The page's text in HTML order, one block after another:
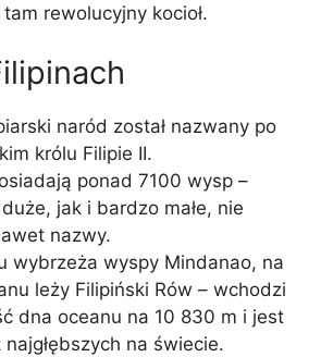
rewolucyjny kocioł.
naród został nazwany po
królu Filipie II.
ponad 7100 wysp –
jak i bardzo małe, nie
nazwy.
wybrzeża wyspy Mindanao, na
leży Filipiński Rów – wchodzi
dna oceanu na 10 830 m i jest
na świecie.